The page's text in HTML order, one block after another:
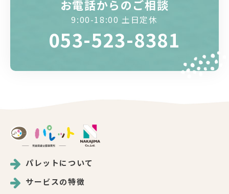
お電話からのご相談
9:00-18:00 土日定休
053-523-8381
パレットについて
サービスの特徴